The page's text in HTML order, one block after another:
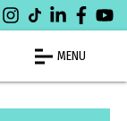
MENU